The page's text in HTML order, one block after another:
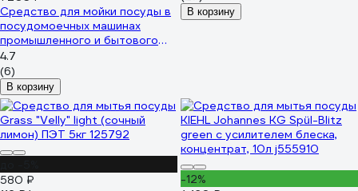
Средство для мойки посуды в
посудомоечных машинах
промышленного и бытового
типа ООО АСАНА ТМ
"Промолан С", 5л. П-04-01/2
4.7
(6)
В корзину
В корзину
580 ₽
-12%